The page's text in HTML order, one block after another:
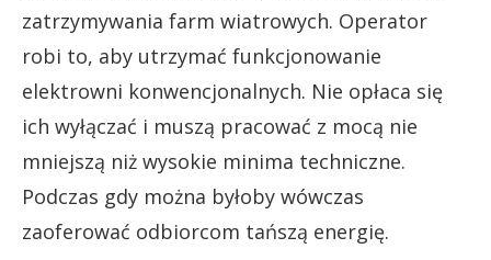
zatrzymywania farm wiatrowych. Operator
robi to, aby utrzymać funkcjonowanie
elektrowni konwencjonalnych. Nie opłaca się
ich wyłączać i muszą pracować z mocą nie
mniejszą niż wysokie minima techniczne.
Podczas gdy można byłoby wówczas
zaoferować odbiorcom tańszą energię.